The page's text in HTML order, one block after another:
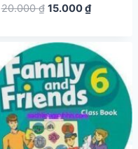
20.000₫ Giá
là:
20.000 ₫.
15.000₫Giá
là:
15.000 ₫.